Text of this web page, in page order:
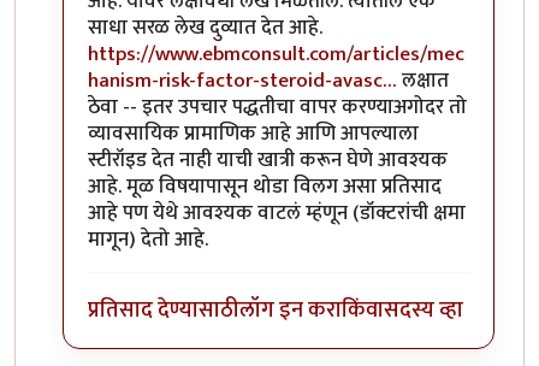
साधा सरळ लेख दुव्यात देत आहे.
https://www.ebmconsult.com/articles/mec
hanism-risk-factor-steroid-avasc…लक्षात
ठेवा -- इतर उपचार पद्धतीचा वापर करण्याअगोदर तो
व्यावसायिक प्रामाणिक आहे आणि आपल्याला
स्टीरॉइड देत नाही याची खात्री करून घेणे आवश्यक
आहे. मूळ विषयापासून थोडा विलग असा प्रतिसाद
आहे पण येथे आवश्यक वाटलं म्हंणून (डॉक्टरांची क्षमा
मागून) देतो आहे.
प्रतिसाद देण्यासाठीलॉग इन कराकिंवासदस्य व्हा